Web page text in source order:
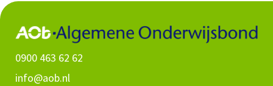
0900 463 62 62
info@aob.nl